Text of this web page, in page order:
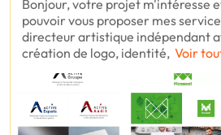
Bonjour, votre projet m'intéresse
pouvoir vous proposer mes
directeur artistique indépendant
création de logo, identité, Voir